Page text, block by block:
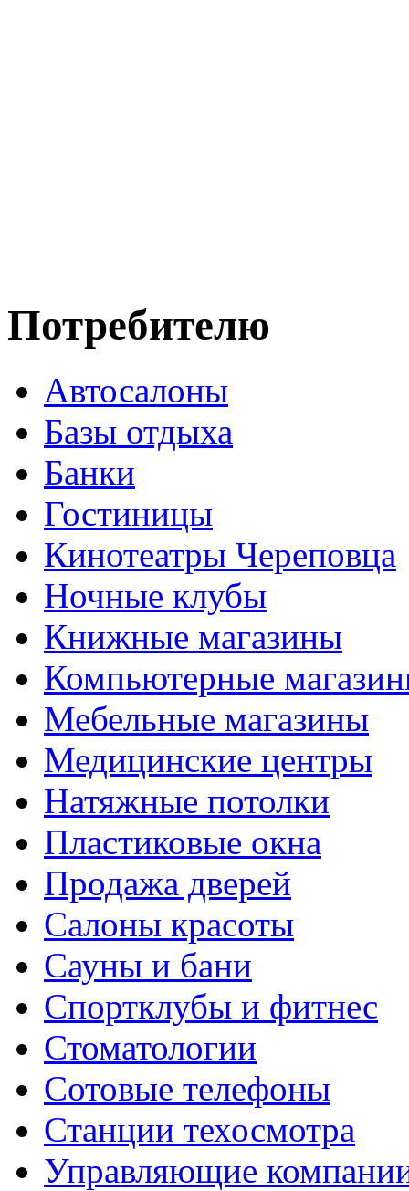
Потребителю
Автосалоны
Базы отдыха
Банки
Гостиницы
Кинотеатры Череповца
Ночные клубы
Книжные магазины
Компьютерные
Мебельные магазины
Медицинские центры
Натяжные потолки
Пластиковые окна
Продажа дверей
Салоны красоты
Сауны и бани
Спортклубы и фитнес
Стоматологии
Сотовые телефоны
Станции техосмотра
Управляющие